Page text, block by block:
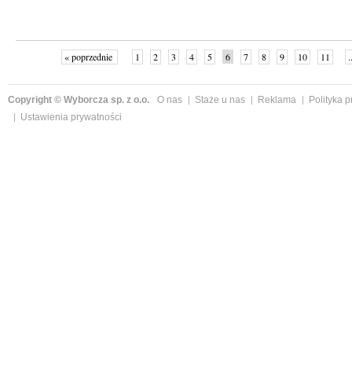
« poprzednie 1 2 3 4 5 6 7 8 9 10 11
Copyright © Wyborcza sp. z o.o. O nas Staże u nas Reklama
Polityka
Ustawienia prywatności